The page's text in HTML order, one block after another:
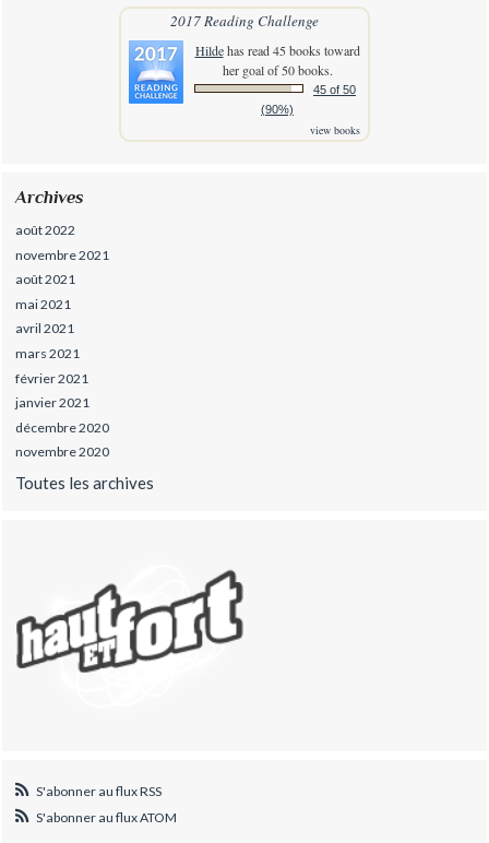
2017 Reading Challenge
Hildehas read 45 books toward
her goal of 50 books.
45 of 50
(90%)
view books
Archives
août 2022
novembre 2021
août 2021
mai 2021
avril 2021
mars 2021
février 2021
janvier 2021
décembre 2020
novembre 2020
Toutes les archives
S'abonner au flux RSS
S'abonner au flux ATOM